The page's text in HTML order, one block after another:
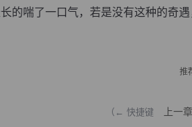
喘了一口气，若是没有这种的奇遇
推
（← 快捷键 上一章